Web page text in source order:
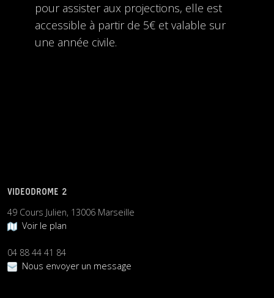
pour assister aux projections, elle est
accessible à partir de 5€ et valable sur
une année civile.
VIDEODROME 2
49 Cours Julien, 13006 Marseille
Voir le plan
04 88 44 41 84
Nous envoyer un message